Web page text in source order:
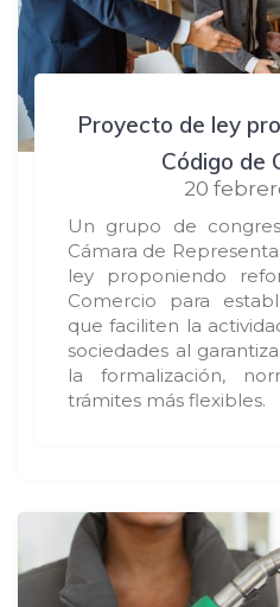
Proyecto de ley
Código de
20
Un grupo de
Cámara de
ley proponiendo
Comercio para
que faciliten la
sociedades al
la formalización,
trámites más flexibles.